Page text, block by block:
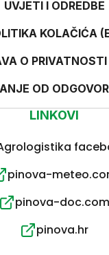
LINKOVI
pinova-
pinova-doc.com
pinova.hr
UVJETI I ODREDBE
KOLAČIĆA
O PRIVATNOSTI
OD